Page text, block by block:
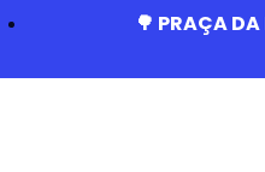
🌳 PRAÇA